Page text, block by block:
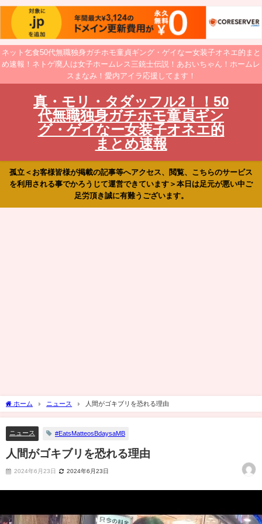
ネット乞食50代無職独身ガチホモ童貞ギング・ゲイなー女装子オネエ的まと
め速報！ネトゲ廃人は女子ホームレス三銃士伝説！あおいちゃん！ホームレ
スまなみ！愛内アイラ応援してます！
真・モリ・タダッフル2！！50
代無職独身ガチホモ童貞ギン
グ・ゲイなー女装子オネエ的
まとめ速報
孤立＜お客様皆様が掲載の記事等へアクセス、閲覧、こちらのサービス
を利用される事でかろうじて運営できています＞本日は足元が悪い中ご
足労頂き誠に有難うございます。
ホーム ニュース 人間がゴキブリを恐れる理由
ニュース #EatsMatteosBdaysaMB
人間がゴキブリを恐れる理由
2024年6月23日 2024年6月23日